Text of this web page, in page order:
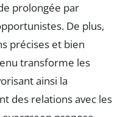
prolongée par
De plus,
précises et bien
transforme les
ainsi la
des relations avec les